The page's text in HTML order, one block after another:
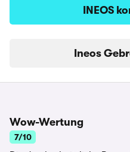
INEOS
Ineos
Wow-Wertung
7/10